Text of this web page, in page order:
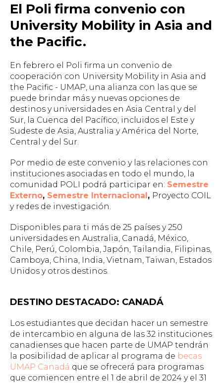
El Poli firma convenio con
University Mobility in Asia and
the Pacific.
En febrero el Poli firma un convenio de
cooperación con University Mobility in Asia and
the Pacific - UMAP, una alianza con las que se
puede brindar más y nuevas opciones de
destinos y universidades en Asia Central y del
Sur, la Cuenca del Pacífico, incluidos el Este y
Sudeste de Asia, Australia y América del Norte,
Central y del Sur.
Por medio de este convenio y las relaciones con
instituciones asociadas en todo el mundo, la
comunidad POLI podrá participar en: Semestre
Externo, Semestre Internacional, Proyecto COIL
y redes de investigación.
Disponibles para ti más de 25 países y 250
universidades en Australia, Canadá, México,
Chile, Perú, Colombia, Japón, Tailandia, Filipinas,
Camboya, China, India, Vietnam, Taiwan, Estados
Unidos y otros destinos.
DESTINO DESTACADO: CANADÁ
Los estudiantes que decidan hacer un semestre
de intercambio en alguna de las 32 instituciones
canadienses que hacen parte de UMAP tendrán
la posibilidad de aplicar al programa de becas
UMAP Canadá que se ofrecerá para programas
que comiencen entre el 1 de abril de 2024 y el 31